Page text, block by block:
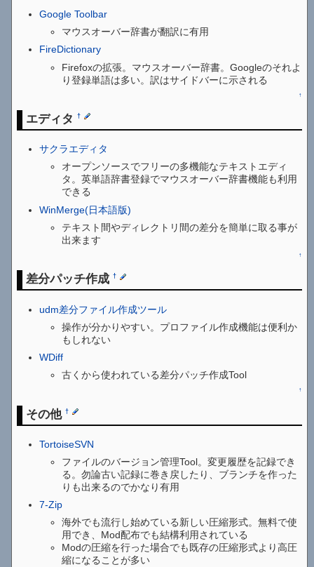
Google Toolbar
マウスオーバー辞書が翻訳に有用
FireDictionary
Firefoxの拡張。マウスオーバー辞書。Googleのそれよ
り登録単語は多い。訳はサイドバーに示される
↑
エディタ†
サクラエディタ
オープンソースでフリーの多機能なテキストエディ
タ。英単語辞書登録でマウスオーバー辞書機能も利用
できる
WinMerge(日本語版)
テキスト間やディレクトリ間の差分を簡単に取る事が
出来ます
↑
差分パッチ作成†
udm差分ファイル作成ツール
操作が分かりやすい。プロファイル作成機能は便利か
もしれない
WDiff
古くから使われている差分パッチ作成Tool
↑
その他†
TortoiseSVN
ファイルのバージョン管理Tool。変更履歴を記録でき
る。勿論古い記録に巻き戻したり、ブランチを作った
りも出来るのでかなり有用
7-Zip
海外でも流行し始めている新しい圧縮形式。無料で使
用でき、Mod配布でも結構利用されている
Modの圧縮を行った場合でも既存の圧縮形式より高圧
縮になることが多い